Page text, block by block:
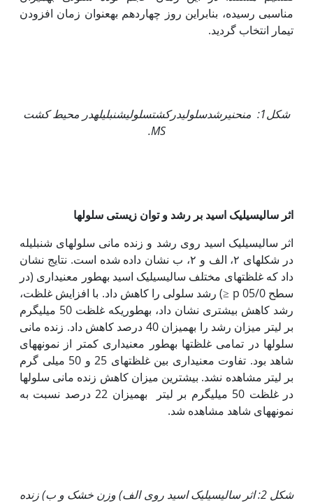
مناسبی رسیده، بنابراین روز چهاردهم به‏عنوان زمان افزودن
تیمار انتخاب گردید.
شکل1: منحنیرشدسلولیدرکشتسلولیشنبلیلهدر محیط کشت
MS
.
اثر سالیسیلیک اسید بر رشد و توان زیستی سلول‏ها
اثر سالیسیلیک اسید روی رشد و زنده مانی سلول‏های شنبلیله
در شکل‏های ۲، الف و ۲، ب نشان داده شده است. نتایج نشان
داد که غلظت‏های مختلف سالیسیلیک اسید به‏طور معنی‏داری (در
سطح 05/0 p ≤) رشد سلولی را کاهش داد. با افزایش غلظت،
رشد کاهش بیشتری نشان داد، به‏طوری‏که غلظت 50 میلی‏گرم
بر لیتر میزان رشد را به‏میزان 40 درصد کاهش داد. زنده مانی
سلول‏ها در تمامی غلظت‏ها به‏طور معنی‏داری کمتر از نمونه‏های
شاهد بود. تفاوت معنی‏داری بین غلظت‏های 25 و 50 میلی گرم
بر لیتر مشاهده نشد. بیشترین میزان کاهش زنده مانی سلول‏ها
در غلظت 50 میلی‏گرم بر‏ لیتر به‏میزان 22 درصد نسبت به
نمونه‏های شاهد مشاهده شد.
شکل 2: اثر سالیسیلیک اسیدروی الف) وزن خشک و ب) زنده